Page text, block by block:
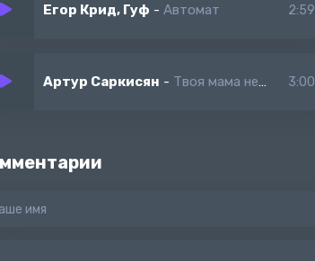
Егор Крид, Гуф - Автомат 2:59
Артур Саркисян - Твоя мама недовольна 3:00